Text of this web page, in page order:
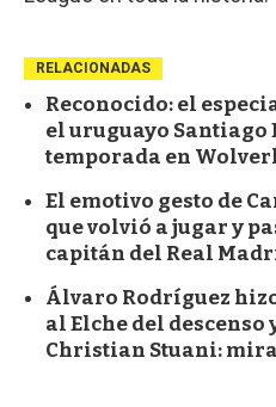
RELACIONADAS
Reconocido: el
el uruguayo Santiago
temporada en
El emotivo gesto de
que volvió a jugar y
capitán del Real
Álvaro Rodríguez
al Elche del descenso
Christian Stuani: